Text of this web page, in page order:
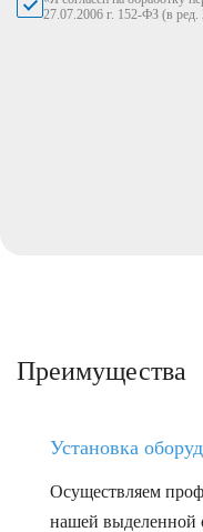
27.07.2006 г. 152-ФЗ (в
Преимущества
Установка
Осуществляем
нашей выделенной